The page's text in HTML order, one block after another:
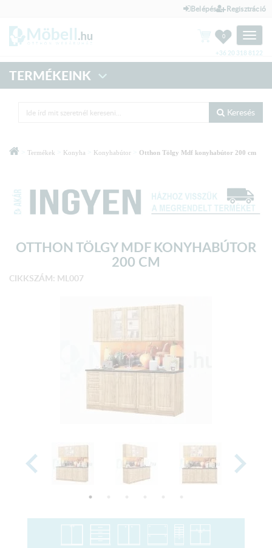
Belépés Regisztráció
Toggle
0
+36 20 318 8122
TERMÉKEINK
Keresés
Termékek Konyha Konyhabútor Otthon Tölgy Mdf konyhabútor 200 cm
OTTHON TÖLGY MDF KONYHABÚTOR
200 CM
CIKKSZÁM: ML007